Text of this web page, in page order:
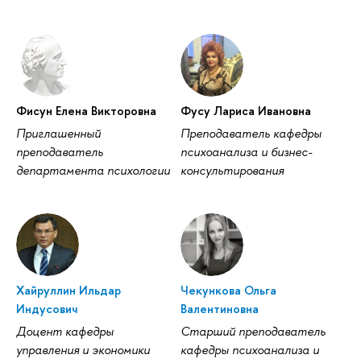
Фисун Елена Викторовна
Приглашенный
преподаватель
департамента психологии
Фусу Лариса Ивановна
Преподаватель кафедры
психоанализа и бизнес-
консультирования
Хайруллин Ильдар
Индусович
Доцент кафедры
управления и экономики
Чекункова Ольга
Валентиновна
Старший преподаватель
кафедры психоанализа и